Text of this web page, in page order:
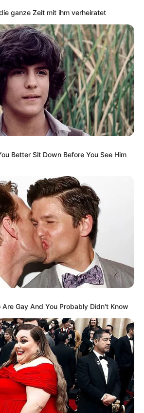
unterwww.steintherme.d
Arendsee - Sowohl die Stadt
aus dem heute als Ruine zu
Kloster Arendsee hervorging, als
Arendsee mit seinen
gehören zu den
in der Altmark.
unterwww.stadt-arendsee.eu.
- In modernen Gehegen und
Teil begehbar sind, können
als auch exotische Tierarten
Besondere Attraktionen sind die
das Wolfsgehege und die
können viele Tiere auch
Informationen unterwww.tierpark-p
in Perleberg - In dem
wird der Alltag im
der DDR anhand
und Möbel gezeigt. Es
auch ein Konsum, eine Gaststätte, ein
und eine Bibliothek
Außerdem wird den Besuchern
der Staatssicherheit und weiterer
näher gebracht. Informationen unter
perleberg.de
- Der kleine Ort
einmal Knotenpunkt der zwischen
Glöwen, Havelberg, Perleberg und
Prignitzer Kleinbahn. Als
ganze Zeit mit ihm verheiratet
Better Sit Down Before You See Him
Gay And You Probably Didn't Know